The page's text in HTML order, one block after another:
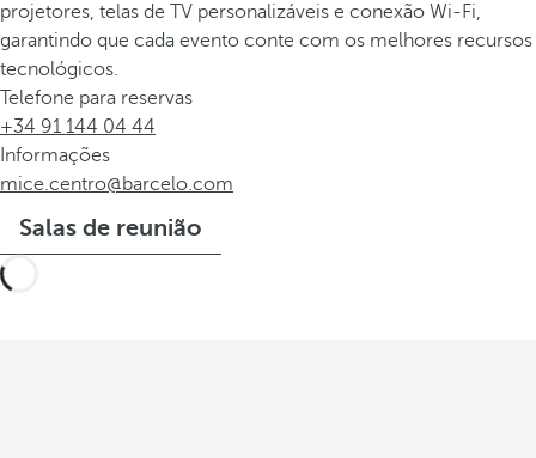
projetores, telas de TV personalizáveis e conexão Wi-Fi,
garantindo que cada evento conte com os melhores recursos
tecnológicos.
Telefone para reservas
+34 91 144 04 44
Informações
mice.centro@barcelo.com
Salas de reunião